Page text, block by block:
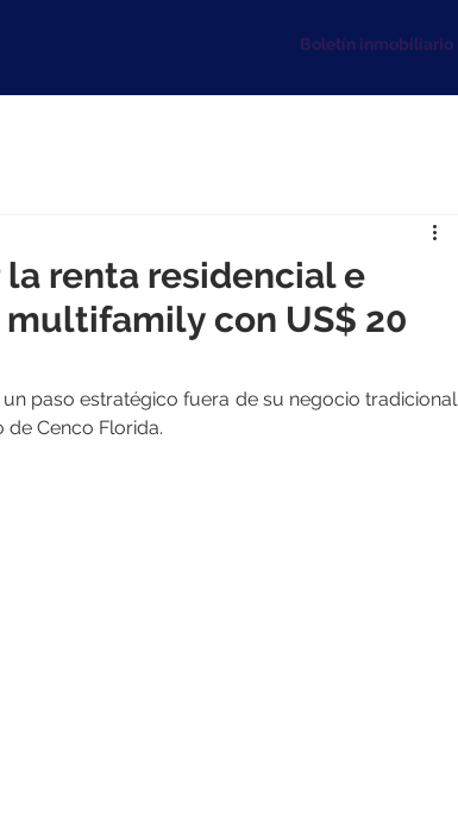
Boletín inmobiliario
renta residencial e
con US$ 20
paso estratégico fuera de su negocio tradicional
Cenco Florida.